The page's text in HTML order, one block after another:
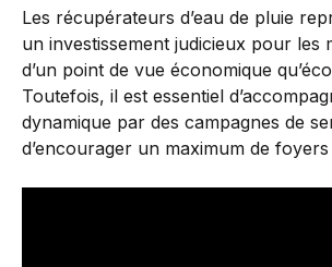
Les récupérateurs d’eau de pluie
un investissement judicieux pour les
d’un point de vue économique
Toutefois, il est essentiel
dynamique par des campagnes de
d’encourager un maximum de